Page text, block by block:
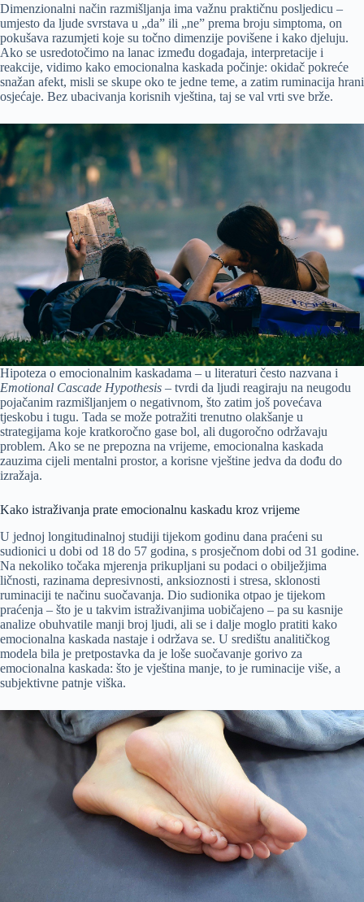
Dimenzionalni način razmišljanja ima važnu praktičnu posljedicu –
umjesto da ljude svrstava u „da” ili „ne” prema broju simptoma, on
pokušava razumjeti koje su točno dimenzije povišene i kako djeluju.
Ako se usredotočimo na lanac između događaja, interpretacije i
reakcije, vidimo kako emocionalna kaskada počinje: okidač pokreće
snažan afekt, misli se skupe oko te jedne teme, a zatim ruminacija hrani
osjećaje. Bez ubacivanja korisnih vještina, taj se val vrti sve brže.
Hipoteza o emocionalnim kaskadama – u literaturi često nazvana i
Emotional Cascade Hypothesis – tvrdi da ljudi reagiraju na neugodu
pojačanim razmišljanjem o negativnom, što zatim još povećava
tjeskobu i tugu. Tada se može potražiti trenutno olakšanje u
strategijama koje kratkoročno gase bol, ali dugoročno održavaju
problem. Ako se ne prepozna na vrijeme, emocionalna kaskada
zauzima cijeli mentalni prostor, a korisne vještine jedva da dođu do
izražaja.
Kako istraživanja prate emocionalnu kaskadu kroz vrijeme
U jednoj longitudinalnoj studiji tijekom godinu dana praćeni su
sudionici u dobi od 18 do 57 godina, s prosječnom dobi od 31 godine.
Na nekoliko točaka mjerenja prikupljani su podaci o obilježjima
ličnosti, razinama depresivnosti, anksioznosti i stresa, sklonosti
ruminaciji te načinu suočavanja. Dio sudionika otpao je tijekom
praćenja – što je u takvim istraživanjima uobičajeno – pa su kasnije
analize obuhvatile manji broj ljudi, ali se i dalje moglo pratiti kako
emocionalna kaskada nastaje i održava se. U središtu analitičkog
modela bila je pretpostavka da je loše suočavanje gorivo za
emocionalna kaskada: što je vještina manje, to je ruminacije više, a
subjektivne patnje viška.